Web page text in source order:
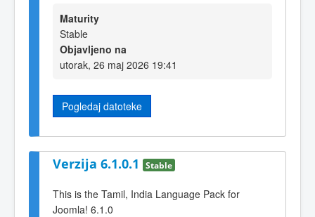
Maturity
Stable
Objavljeno na
utorak, 26 maj 2026 19:41
Pogledaj datoteke
Verzija 6.1.0.1 Stable
This is the Tamil, India Language Pack for
Joomla! 6.1.0